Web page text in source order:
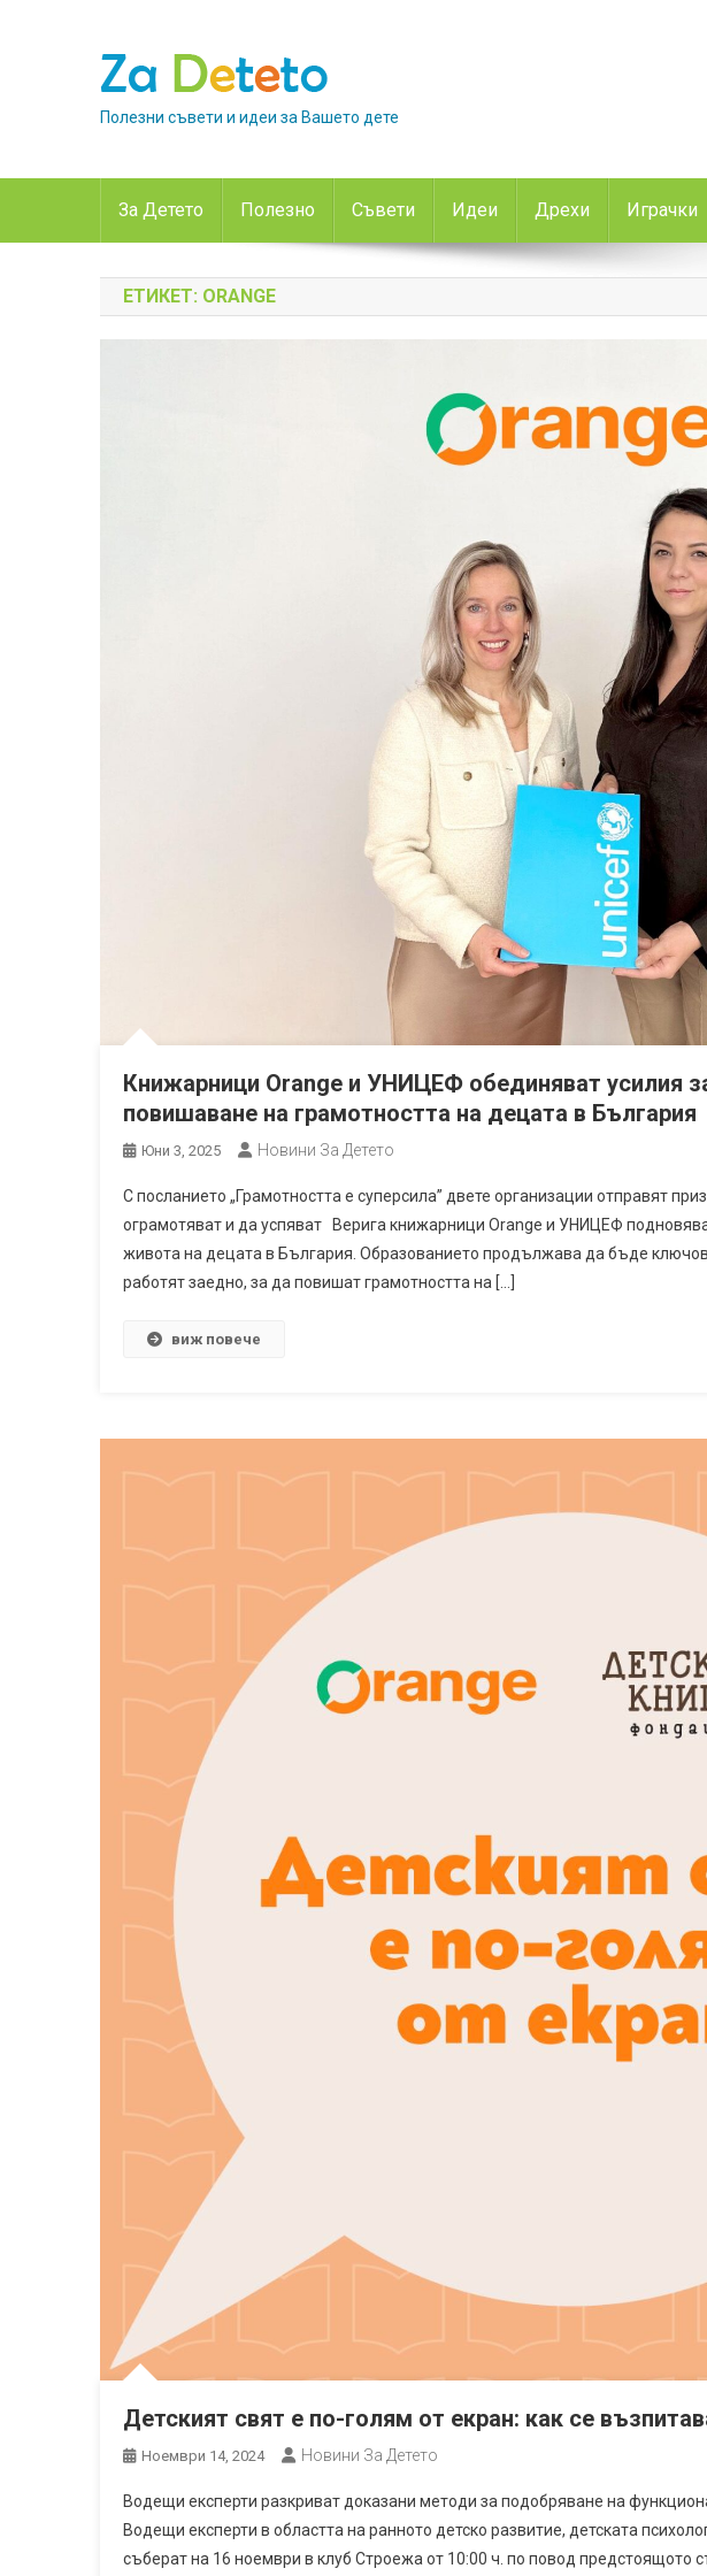
Полезни съвети и идеи за Вашето дете
За Детето Полезно Съвети Идеи Дрехи Играчки
ЕТИКЕТ: ORANGE
Книжарници Orange и УНИЦЕФ обединяват усилия
повишаване на грамотността на децата в България
Юни 3, 2025 Новини За Детето
С посланието „Грамотността е суперсила” двете организации отправят
ограмотяват и да успяват Верига книжарници Orange и УНИЦЕФ
живота на децата в България. Образованието продължава да бъде
работят заедно, за да повишат грамотността на […]
виж повече
Детският свят е по-голям от екран: как се
Ноември 14, 2024 Новини За Детето
Водещи експерти разкриват доказани методи за подобряване на
Водещи експерти в областта на ранното детско развитие, детската
съберат на 16 ноември в клуб Строежа от 10:00 ч. по повод предстоящото